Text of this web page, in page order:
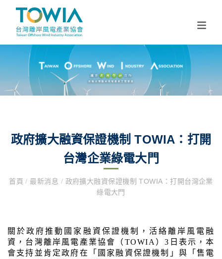
政府擴大融資保證機制 TOWIA：打開
台灣企業綠電大門
首頁/ 最新消息 / 政府擴大融資保證機制 TOWIA：打開台灣企業
綠電大門
關於政府推動國家融資保證機制，活絡離岸風電融
資，台灣離岸風電產業協會（ TOWIA ）3日表示，本
會支持並肯定政府在「國家融資保證機制」與「售電